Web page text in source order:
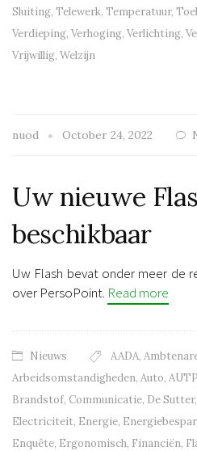
Sluiting, Telewerk, Temperatuur,
Verdieping, Verhoging, Verlichting,
Vrijwillig, Welzijn
nuod October 24, 2022
Uw nieuwe
beschikbaar
Uw Flash bevat onder meer de
over PersoPoint. Read more
Nieuws AADA,
Arbeidsomstandigheden, Auto, AUTP
Brandstof, Communicatie, De Sutter,
Electriciteit, Energie,
Enquête, Ergonomisch, Financiën,